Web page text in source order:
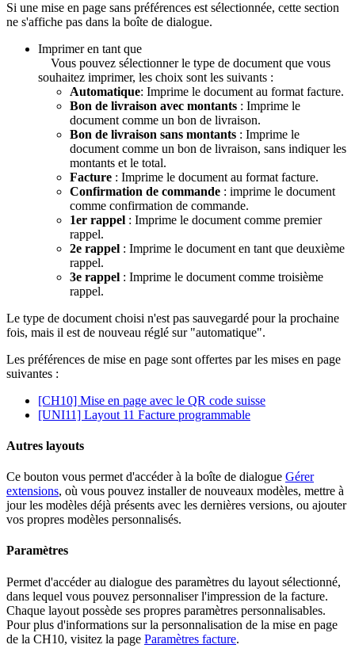
Si une mise en page sans préférences est sélectionnée, cette section
ne s'affiche pas dans la boîte de dialogue.
Imprimer en tant que
Vous pouvez sélectionner le type de document que vous
souhaitez imprimer, les choix sont les suivants :
Automatique: Imprime le document au format facture.
Bon de livraison avec montants : Imprime le
document comme un bon de livraison.
Bon de livraison sans montants : Imprime le
document comme un bon de livraison, sans indiquer les
montants et le total.
Facture : Imprime le document au format facture.
Confirmation de commande : imprime le document
comme confirmation de commande.
1er rappel : Imprime le document comme premier
rappel.
2e rappel : Imprime le document en tant que deuxième
rappel.
3e rappel : Imprime le document comme troisième
rappel.
Le type de document choisi n'est pas sauvegardé pour la prochaine
fois, mais il est de nouveau réglé sur "automatique".
Les préférences de mise en page sont offertes par les mises en page
suivantes :
[CH10] Mise en page avec le QR code suisse
[UNI11] Layout 11 Facture programmable
Autres layouts
Ce bouton vous permet d'accéder à la boîte de dialogue Gérer
extensions, où vous pouvez installer de nouveaux modèles, mettre à
jour les modèles déjà présents avec les dernières versions, ou ajouter
vos propres modèles personnalisés.
Paramètres
Permet d'accéder au dialogue des paramètres du layout sélectionné,
dans lequel vous pouvez personnaliser l'impression de la facture.
Chaque layout possède ses propres paramètres personnalisables.
Pour plus d'informations sur la personnalisation de la mise en page
de la CH10, visitez la page Paramètres facture.